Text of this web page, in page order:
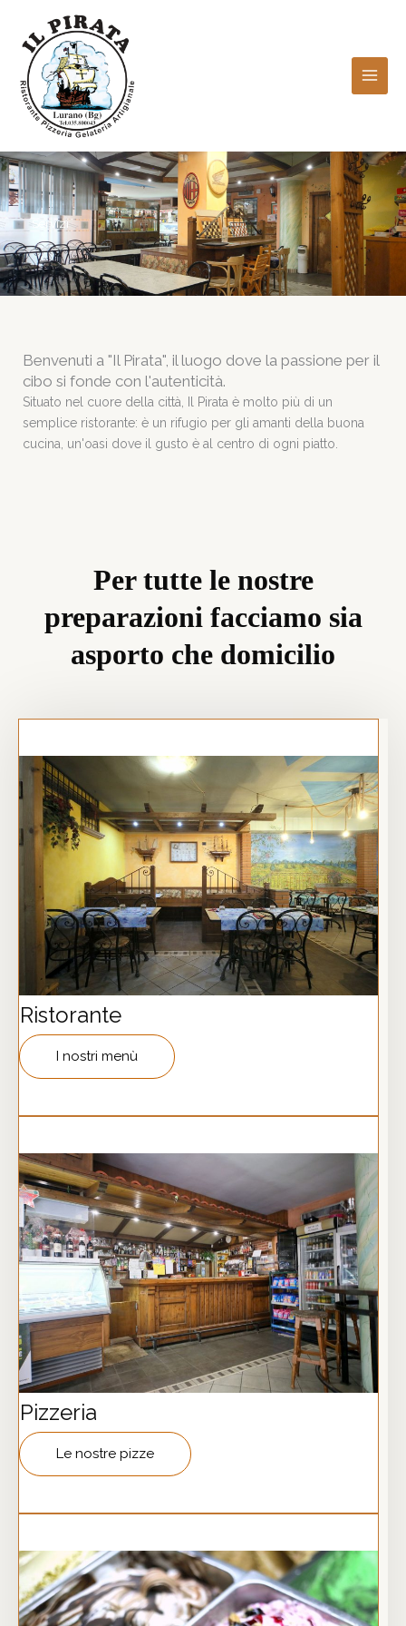
contenuto
Servizi
Benvenuti a "Il Pirata", il luogo dove la passione per il
cibo si fonde con l'autenticità.
Situato nel cuore della città, Il Pirata è molto più di un
semplice ristorante: è un rifugio per gli amanti della buona
cucina, un'oasi dove il gusto è al centro di ogni piatto.
Per tutte le nostre
preparazioni facciamo sia
asporto che domicilio
Ristorante
I nostri menù
Pizzeria
Le nostre pizze